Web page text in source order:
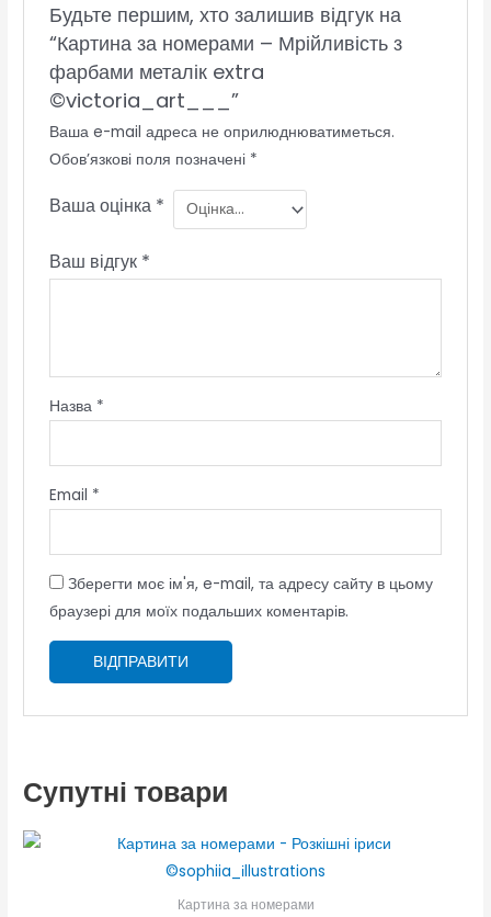
Будьте першим, хто залишив відгук на
“Картина за номерами – Мрійливість з
фарбами металік extra
©victoria_art___”
Ваша e-mail адреса не оприлюднюватиметься.
Обов’язкові поля позначені *
Ваша оцінка *
Ваш відгук *
Назва *
Email *
Зберегти моє ім'я, e-mail, та адресу сайту в цьому
браузері для моїх подальших коментарів.
Супутні товари
Картина за номерами